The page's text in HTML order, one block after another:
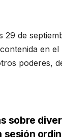
29 de
en
poderes,
sobre
sesión